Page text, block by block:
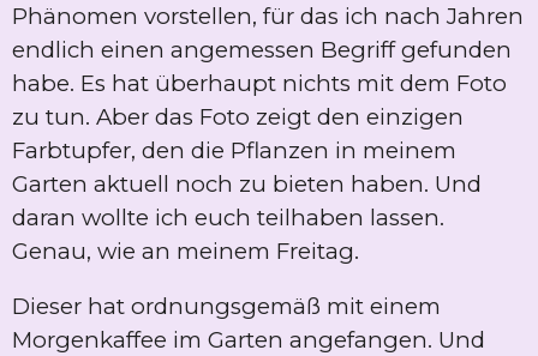
Phänomen vorstellen, für das ich nach Jahren
endlich einen angemessen Begriff gefunden
habe. Es hat überhaupt nichts mit dem Foto
zu tun. Aber das Foto zeigt den einzigen
Farbtupfer, den die Pflanzen in meinem
Garten aktuell noch zu bieten haben. Und
daran wollte ich euch teilhaben lassen.
Genau, wie an meinem Freitag.
Dieser hat ordnungsgemäß mit einem
Morgenkaffee im Garten angefangen. Und